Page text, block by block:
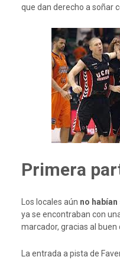
que dan derecho a soñar
Primera
Los locales aún no
ya se encontraban con
marcador, gracias al buen
La entrada a pista de